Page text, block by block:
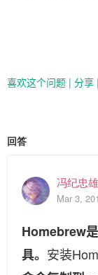
喜欢这个问题 | 分享 |
回答
冯纪忠雄
Mar 3,
Homebrew
具。 安装